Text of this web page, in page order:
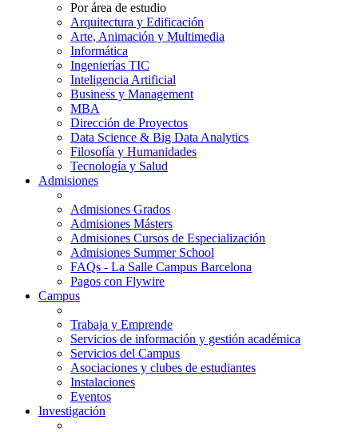
Por área de estudio
Arquitectura y Edificación
Arte, Animación y Multimedia
Informática
Ingenierías TIC
Inteligencia Artificial
Business y Management
MBA
Dirección de Proyectos
Data Science & Big Data Analytics
Filosofía y Humanidades
Tecnología y Salud
Admisiones
Admisiones Grados
Admisiones Másters
Admisiones Cursos de Especialización
Admisiones Summer School
FAQs - La Salle Campus Barcelona
Pagos con Flywire
Campus
Trabaja y Emprende
Servicios de información y gestión académica
Servicios del Campus
Asociaciones y clubes de estudiantes
Instalaciones
Eventos
Investigación